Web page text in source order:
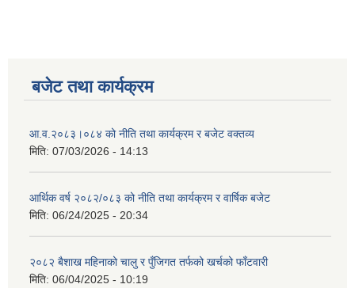
बजेट तथा कार्यक्रम
आ.व.२०८३।०८४ को नीति तथा कार्यक्रम र बजेट वक्तव्य
मिति: 07/03/2026 - 14:13
आर्थिक वर्ष २०८२/०८३ को नीति तथा कार्यक्रम र वार्षिक बजेट
मिति: 06/24/2025 - 20:34
२०८२ बैशाख महिनाको चालु र पुँजिगत तर्फको खर्चको फाँटवारी
मिति: 06/04/2025 - 10:19